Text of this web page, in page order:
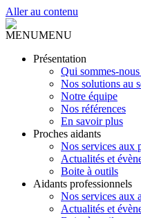
Aller au contenu
MENUMENU
Présentation
Qui sommes-
Nos solutions au
Notre équipe
Nos références
En savoir plus
Proches aidants
Nos services aux
Actualités et
Boite à outils
Aidants professionnels
Nos services aux
Actualités et